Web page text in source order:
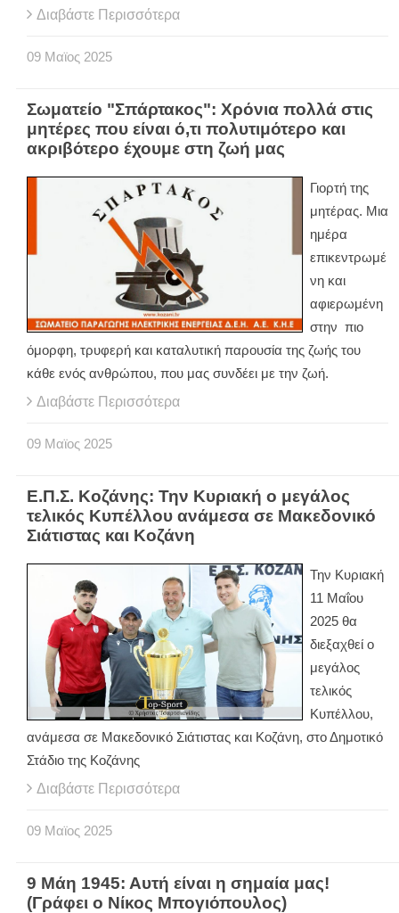
Διαβάστε Περισσότερα
09 Μαϊος 2025
Σωματείο "Σπάρτακος": Χρόνια πολλά στις
μητέρες που είναι ό,τι πολυτιμότερο και
ακριβότερο έχουμε στη ζωή μας
Γιορτή της
μητέρας. Μια
ημέρα
επικεντρωμέ
νη και
αφιερωμένη
στην πιο
όμορφη, τρυφερή και καταλυτική παρουσία της ζωής του
κάθε ενός ανθρώπου, που μας συνδέει με την ζωή.
Διαβάστε Περισσότερα
09 Μαϊος 2025
Ε.Π.Σ. Κοζάνης: Την Κυριακή ο μεγάλος
τελικός Κυπέλλου ανάμεσα σε Μακεδονικό
Σιάτιστας και Κοζάνη
Την Κυριακή
11 Μαΐου
2025 θα
διεξαχθεί ο
μεγάλος
τελικός
Κυπέλλου,
ανάμεσα σε Μακεδονικό Σιάτιστας και Κοζάνη, στο Δημοτικό
Στάδιο της Κοζάνης
Διαβάστε Περισσότερα
09 Μαϊος 2025
9 Μάη 1945: Αυτή είναι η σημαία μας!
(Γράφει ο Νίκος Μπογιόπουλος)